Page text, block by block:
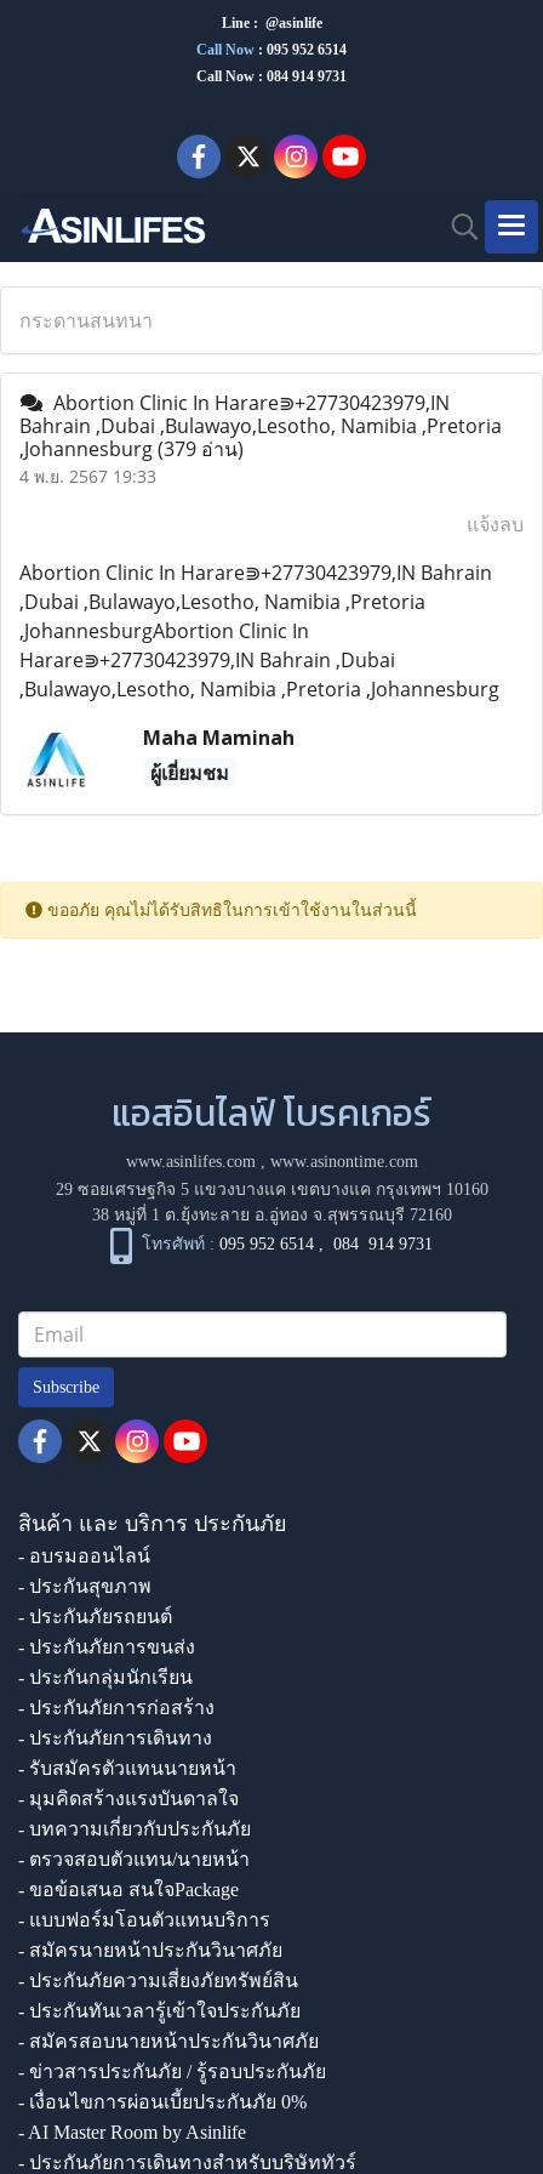
Line : @asinlife
Call Now : 095 952 6514
Call Now : 084 914 9731
กระดานสนทนา
Abortion Clinic In Harare⋑+27730423979,IN
Bahrain ,Dubai ,Bulawayo,Lesotho, Namibia ,Pretoria
,Johannesburg(379 อ่าน)
4 พ.ย. 2567 19:33
แจ้งลบ
Abortion Clinic In Harare⋑+27730423979,IN Bahrain
,Dubai ,Bulawayo,Lesotho, Namibia ,Pretoria
,JohannesburgAbortion Clinic In
Harare⋑+27730423979,IN Bahrain ,Dubai
,Bulawayo,Lesotho, Namibia ,Pretoria ,Johannesburg
Maha Maminah
ผู้เยี่ยมชม
ขออภัย คุณไม่ได้รับสิทธิในการเข้าใช้งานในส่วนนี้
แอสอินไลฟ์ โบรคเกอร์
www.asinlifes.com, www.asinontime.com
29 ซอยเศรษฐกิจ 5 แขวงบางแค เขตบางแค กรุงเทพฯ 10160
38 หมู่ที่ 1 ต.ยุ้งทะลาย อ.อู่ทอง จ.สุพรรณบุรี 72160
โทรศัพท์ : 095 952 6514 ,084 914 9731
Subscribe
สินค้า และ บริการ ประกันภัย
- อบรมออนไลน์
- ประกันสุขภาพ
- ประกันภัยรถยนต์
- ประกันภัยการขนส่ง
- ประกันกลุ่มนักเรียน
- ประกันภัยการก่อสร้าง
- ประกันภัยการเดินทาง
- รับสมัครตัวแทนนายหน้า
- มุมคิดสร้างแรงบันดาลใจ
- บทความเกี่ยวกับประกันภัย
- ตรวจสอบตัวแทน/นายหน้า
- ขอข้อเสนอ สนใจPackage
- แบบฟอร์มโอนตัวแทนบริการ
- สมัครนายหน้าประกันวินาศภัย
- ประกันภัยความเสี่ยงภัยทรัพย์สิน
- ประกันทันเวลารู้เข้าใจประกันภัย
- สมัครสอบนายหน้าประกันวินาศภัย
- ข่าวสารประกันภัย / รู้รอบประกันภัย
- เงื่อนไขการผ่อนเบี้ยประกันภัย 0%
- AI Master Room by Asinlife
- ประกันภัยการเดินทางสำหรับบริษัททัวร์